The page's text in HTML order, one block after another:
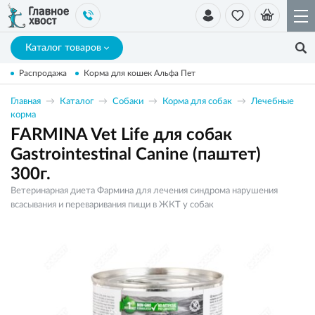
Каталог товаров
Распродажа Корма для кошек Альфа Пет
Главная Каталог Собаки Корма для собак
Лечебные
корма
FARMINA Vet Life для собак
Gastrointestinal Canine (паштет)
300г.
Ветеринарная диета Фармина для лечения синдрома нарушения
всасывания и переваривания пищи в ЖКТ у собак